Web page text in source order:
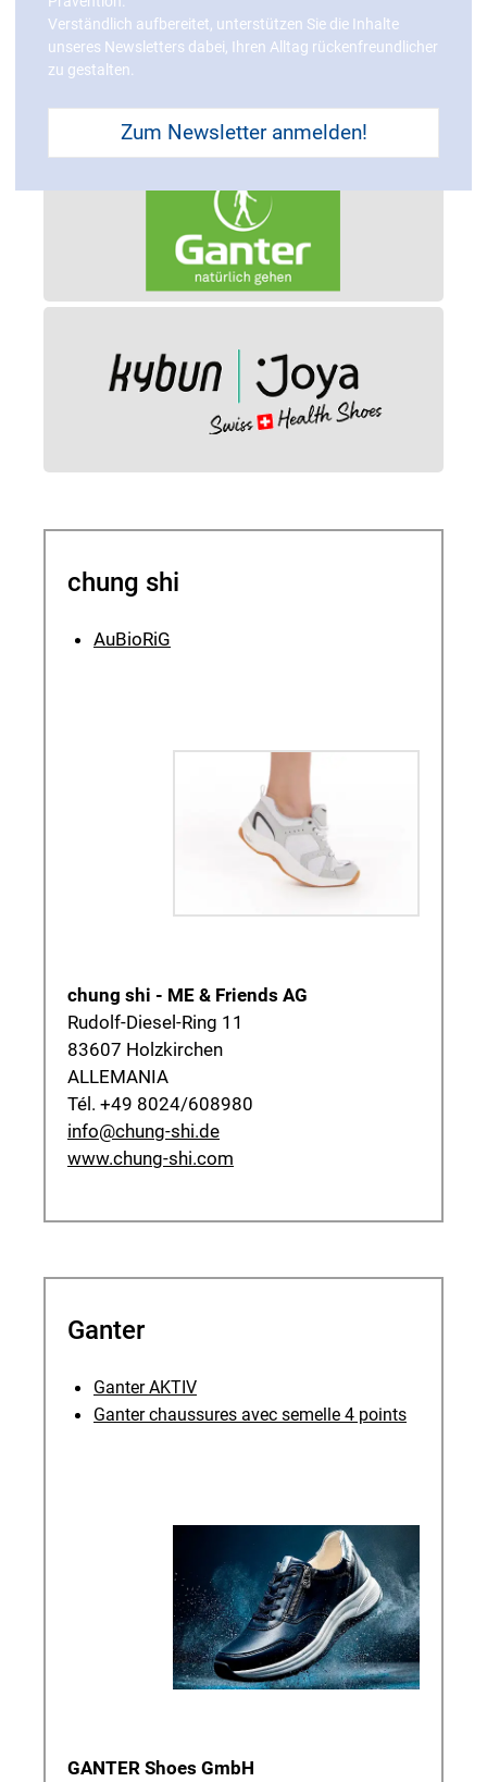
chung shi
AuBioRiG
chung shi - ME & Friends AG
Rudolf-Diesel-Ring 11
83607 Holzkirchen
ALLEMANIA
Tél. +49 8024/608980
info@chung-shi.de
www.chung-shi.com
Ganter
Ganter AKTIV
Ganter chaussures avec semelle 4 points
GANTER Shoes GmbH
Verständlich aufbereitet, unterstützen Sie die Inhalte
unseres Newsletters dabei, Ihren Alltag rückenfreundlicher
zu gestalten.
Zum Newsletter anmelden!